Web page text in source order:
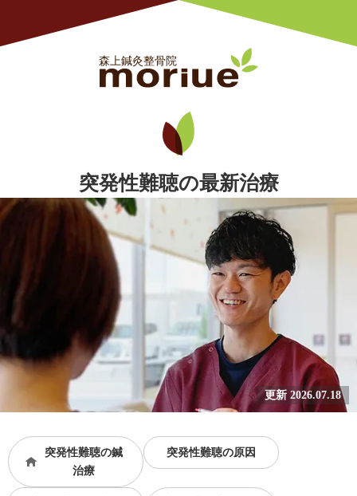
突発性難聴の最新治療
更新 2026.07.18
突発性難聴の鍼
治療
突発性難聴の原因